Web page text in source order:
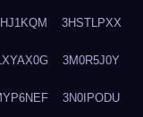
3HSTLPXX
3M0R5J0Y
3N0IPODU